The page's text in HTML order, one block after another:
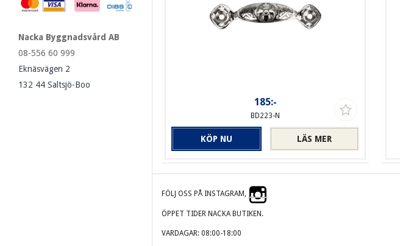
Nacka Byggnadsvård AB
08-556 60 999
Eknäsvägen 2
132 44 Saltsjö-Boo
185:-
BD223-N
LÄS MER
KÖP NU
FÖLJ OSS PÅ INSTAGRAM,
ÖPPET TIDER NACKA BUTIKEN.
VARDAGAR: 08:00-18:00